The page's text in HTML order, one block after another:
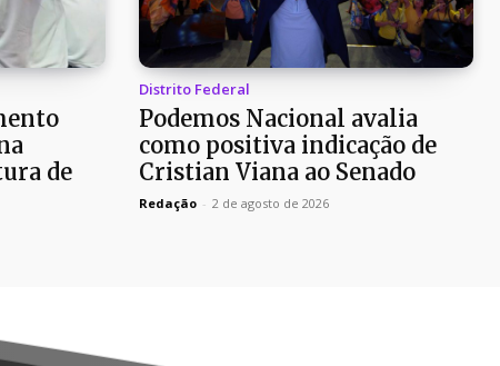
de
Distrito Federal
Podemos Nacional avalia
como positiva indicação de
Cristian Viana ao Senado
Redação - 2 de agosto de 2026